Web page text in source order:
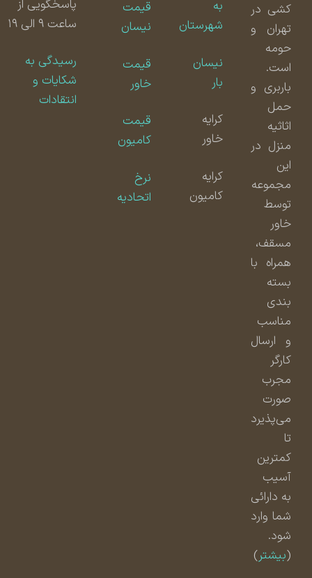
کشی در
تهران و
حومه
است.
باربری و
حمل
اثاثیه
منزل در
مجموعه
توسط
مسقف،
همراه با
بسته
بندی
مناسب
و ارسال
مجرب
صورت
می‌پذیرد
کمترین
آسیب
به دارائی
شما وارد
شود.
بیشتر)
شهرستان
نیسان
کامیون
قیمت
نیسان
قیمت
قیمت
کامیون
اتحادیه
پاسخگویی از
ساعت ۹ الی ۱۹
رسیدگی به
شکایات و
انتقادات